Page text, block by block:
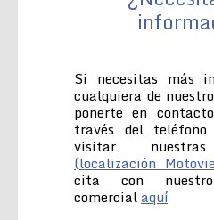
Si necesitas más
cualquiera de
ponerte en
través del teléfono
visitar nuestras
(localización
cita con nuestro
comercialaquí